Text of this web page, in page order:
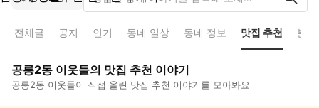
전체글 공지 인기 동네 일상 동네 정보 맛집 추천 분
공릉2동 이웃들의 맛집 추천 이야기
공릉2동 이웃들이 직접 올린 맛집 추천 이야기를 모아봐요